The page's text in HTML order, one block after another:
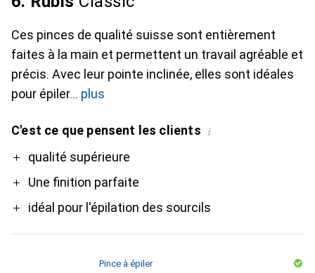
Ces pinces de qualité suisse sont entièrement
faites à la main et permettent un travail agréable et
précis. Avec leur pointe inclinée, elles sont idéales
pour épiler
plus
C'est ce que pensent les clients i
Proqualité supérieure
Une finition parfaite
idéal pour l'épilation des sourcils
Pince à épiler